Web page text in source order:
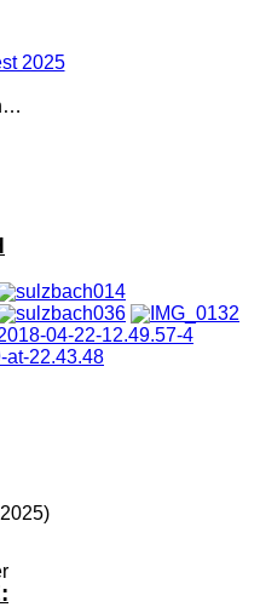
2025